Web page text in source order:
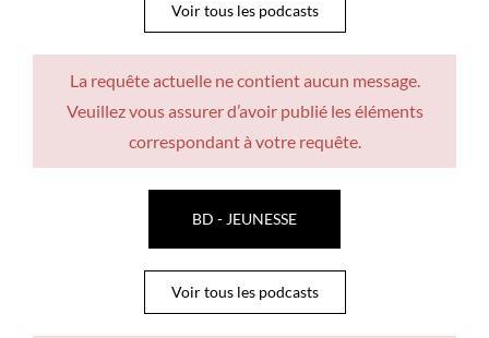
Voir tous les podcasts
La requête actuelle ne contient aucun message.
Veuillez vous assurer d’avoir publié les éléments
correspondant à votre requête.
BD - JEUNESSE
Voir tous les podcasts